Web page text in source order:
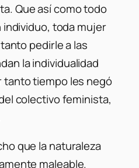
Que así como todo
toda mujer
pedirle a las
la individualidad
tanto tiempo les negó
colectivo feminista,
que la naturaleza
maleable.